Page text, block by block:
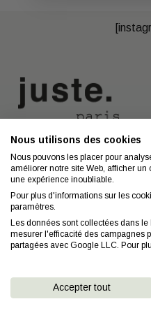
Nous utilisons des cookies
Nous pouvons les placer pour
améliorer notre site Web, afficher
une expérience inoubliable.
Pour plus d'informations sur les
paramètres.
Les données sont collectées dans
mesurer l'efficacité des campagnes
partagées avec Google LLC. Pour
Accepter tout
Contact
Coiffeurs
Conseils
FAQ